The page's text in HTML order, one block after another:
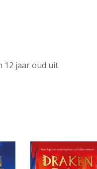
12 jaar oud uit.